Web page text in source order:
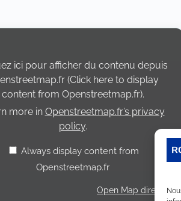
ici pour afficher du contenu depuis
(Click here to display
content from Openstreetmap.fr).
more in Openstreetmap.fr’s privacy
policy.
Always display content from
Openstreetmap.fr
Open Map directly